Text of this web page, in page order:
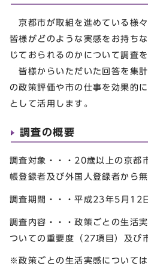
京都市が取組を進めている様
皆様がどのような実感をお持ち
じておられるのかについて調査を
皆様からいただいた回答を集
の政策評価や市の仕事を効果的
として活用します。
調査の概要
調査対象・・・20歳以上の京都
帳登録者及び外国人登録者から無
調査期間・・・平成23年5月12
調査内容・・・政策ごとの生活
ついての重要度（27項目）及び
※政策ごとの生活実感について